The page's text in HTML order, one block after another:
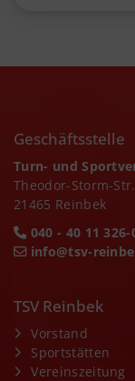
Geschäftsstelle
Turn- und
Theodor-Storm-
21465 Reinbek
040 - 40 11 326-
info@tsv-
TSV Reinbek
Vorstand
Sportstätten
Vereinszeitung